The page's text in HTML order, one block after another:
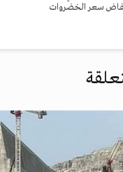
سعر الخضروات